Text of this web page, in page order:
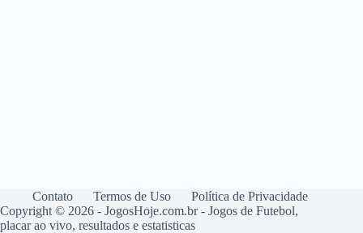
Contato Termos de Uso
Política de Privacidade
Copyright © 2026 - JogosHoje.com.br - Jogos de Futebol,
placar ao vivo, resultados e estatisticas